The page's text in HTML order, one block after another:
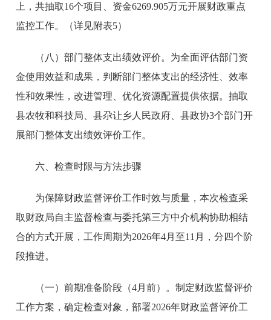
上，共抽取16个项目、资金6269.905万元开展财政重点
监控工作。（详见附表5）
（八）部门整体支出绩效评价。 为全面评估部门资
金使用效益和成果，判断部门整体支出的经济性、效率
性和效果性，改进管理、优化资源配置提供依据。抽取
县农牧和科技局、县尕让乡人民政府、县政协3个部门开
展部门整体支出绩效评价工作。
六、检查时限与方法步骤
为保障财政监督评价工作时效与质量，本次检查采
取财政局自主监督检查与委托第三方中介机构协助相结
合的方式开展，工作周期为2026年4月至11月，分四个阶
段推进。
（一）前期准备阶段（4月前）。制定财政监督评价
工作方案，确定检查对象，部署2026年财政监督评价工